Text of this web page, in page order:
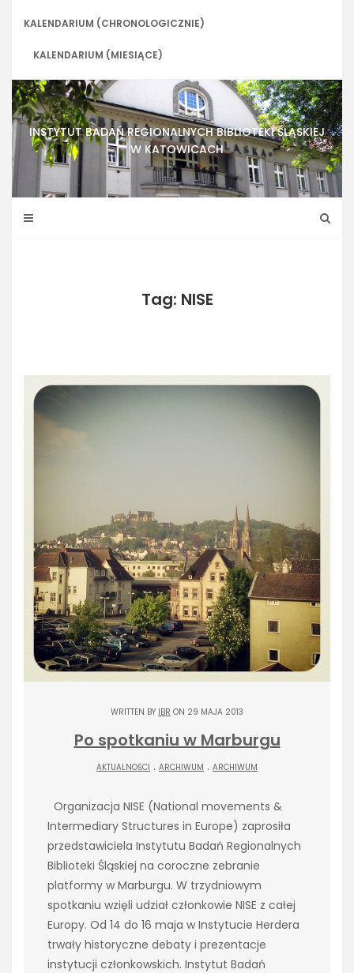
KALENDARIUM (CHRONOLOGICZNIE)
KALENDARIUM (MIESIĄCE)
INSTYTUT BADAŃ REGIONALNYCH BIBLIOTEKI ŚLĄSKIEJ
W KATOWICACH
Tag: NISE
WRITTEN BY IBR ON 29 MAJA 2013
Po spotkaniu w Marburgu
AKTUALNOŚCI . ARCHIWUM . ARCHIWUM
Organizacja NISE (National movements &
Intermediary Structures in Europe) zaprosiła
przedstawiciela Instytutu Badań Regionalnych
Biblioteki Śląskiej na coroczne zebranie
platformy w Marburgu. W trzydniowym
spotkaniu wzięli udział członkowie NISE z całej
Europy. Od 14 do 16 maja w Instytucie Herdera
trwały historyczne debaty i prezentacje
instytucji członkowskich. Instytut Badań